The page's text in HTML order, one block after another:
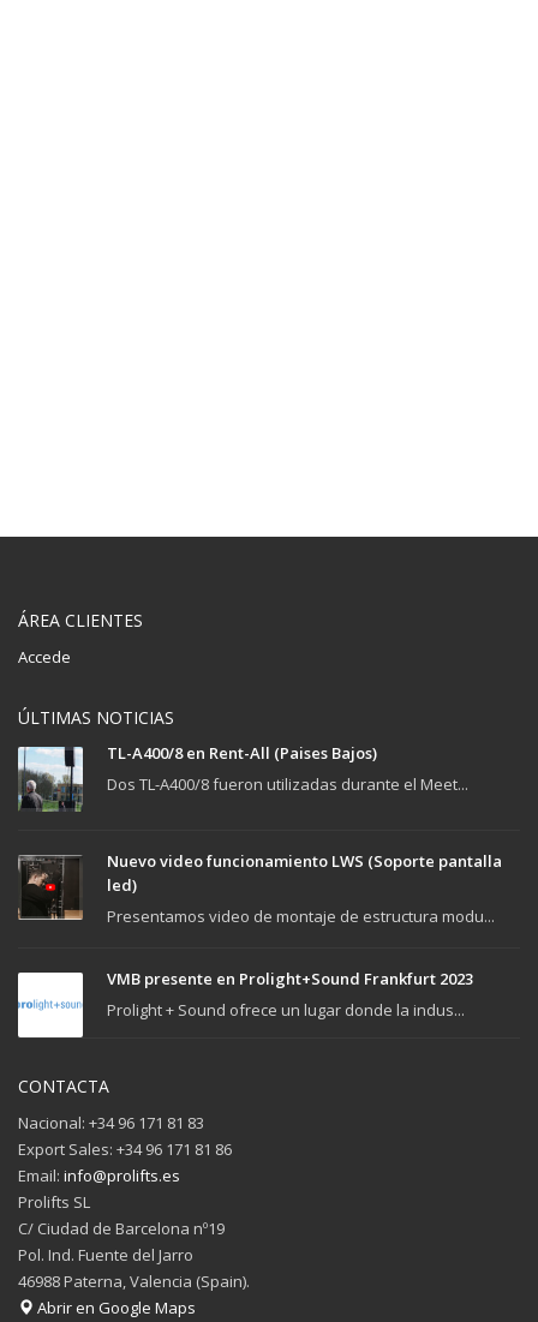
ÁREA CLIENTES
Accede
ÚLTIMAS NOTICIAS
TL-A400/8 en Rent-All (Paises Bajos)
Dos TL-A400/8 fueron utilizadas durante el Meet...
Nuevo video funcionamiento LWS (Soporte pantalla
led)
Presentamos video de montaje de estructura modu...
VMB presente en Prolight+Sound Frankfurt 2023
Prolight + Sound ofrece un lugar donde la indus...
CONTACTA
Nacional: +34 96 171 81 83
Export Sales: +34 96 171 81 86
Email: info@prolifts.es
Prolifts SL
C/ Ciudad de Barcelona nº19
Pol. Ind. Fuente del Jarro
46988 Paterna, Valencia (Spain).
Abrir en Google Maps